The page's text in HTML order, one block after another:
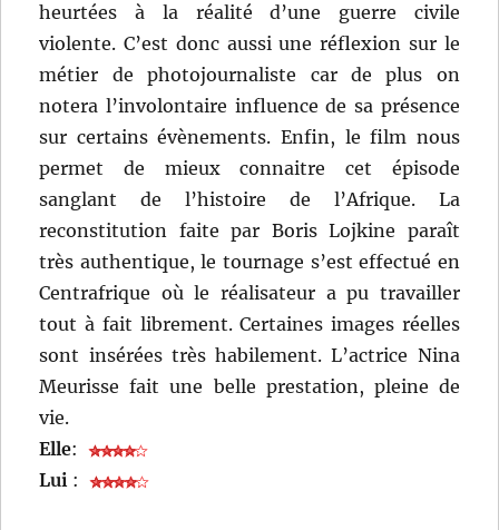
heurtées à la réalité d’une guerre civile
violente. C’est donc aussi une réflexion sur le
métier de photojournaliste car de plus on
notera l’involontaire influence de sa présence
sur certains évènements. Enfin, le film nous
permet de mieux connaitre cet épisode
sanglant de l’histoire de l’Afrique. La
reconstitution faite par Boris Lojkine paraît
très authentique, le tournage s’est effectué en
Centrafrique où le réalisateur a pu travailler
tout à fait librement. Certaines images réelles
sont insérées très habilement. L’actrice Nina
Meurisse fait une belle prestation, pleine de
vie.
Elle:
Lui :